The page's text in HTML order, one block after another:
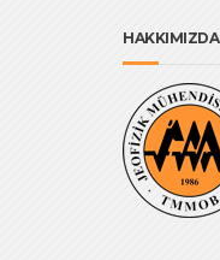
HAKKIMIZDA